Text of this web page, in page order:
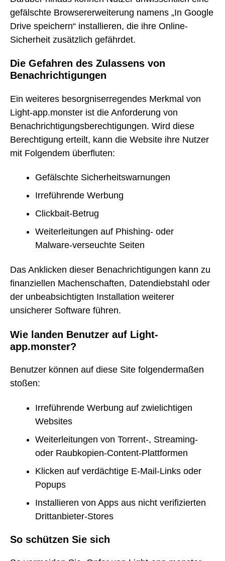
gefälschte Browsererweiterung namens „In Google
Drive speichern“ installieren, die ihre Online-
Sicherheit zusätzlich gefährdet.
Die Gefahren des Zulassens von
Benachrichtigungen
Ein weiteres besorgniserregendes Merkmal von
Light-app.monster ist die Anforderung von
Benachrichtigungsberechtigungen. Wird diese
Berechtigung erteilt, kann die Website ihre Nutzer
mit Folgendem überfluten:
Gefälschte Sicherheitswarnungen
Irreführende Werbung
Clickbait-Betrug
Weiterleitungen auf Phishing- oder
Malware-verseuchte Seiten
Das Anklicken dieser Benachrichtigungen kann zu
finanziellen Machenschaften, Datendiebstahl oder
der unbeabsichtigten Installation weiterer
unsicherer Software führen.
Wie landen Benutzer auf Light-
app.monster?
Benutzer können auf diese Site folgendermaßen
stoßen:
Irreführende Werbung auf zwielichtigen
Websites
Weiterleitungen von Torrent-, Streaming-
oder Raubkopien-Content-Plattformen
Klicken auf verdächtige E-Mail-Links oder
Popups
Installieren von Apps aus nicht verifizierten
Drittanbieter-Stores
So schützen Sie sich